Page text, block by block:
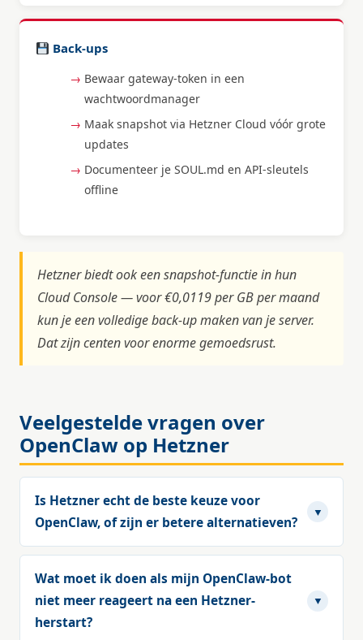
Back-ups
Bewaar gateway-token in een
wachtwoordmanager
Maak snapshot via Hetzner Cloud vóór grote
updates
Documenteer je SOUL.md en API-sleutels
offline
Hetzner biedt ook een snapshot-functie in hun
Cloud Console — voor €0,0119 per GB per maand
kun je een volledige back-up maken van je server.
Dat zijn centen voor enorme gemoedsrust.
Veelgestelde vragen over
OpenClaw op Hetzner
Is Hetzner echt de beste keuze voor
OpenClaw, of zijn er betere alternatieven?
▼
Wat moet ik doen als mijn OpenClaw-bot
niet meer reageert na een Hetzner-
herstart?
▼